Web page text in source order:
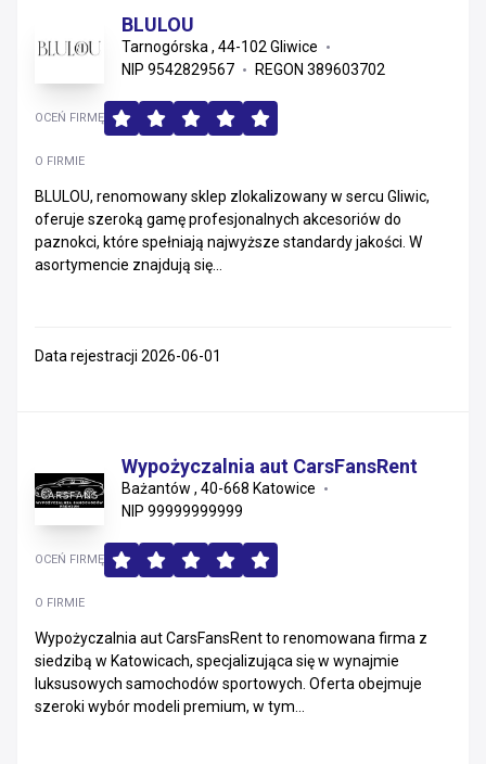
BLULOU
Tarnogórska , 44-102 Gliwice
NIP 9542829567
REGON 389603702
O FIRMIE
BLULOU, renomowany sklep zlokalizowany w sercu Gliwic,
oferuje szeroką gamę profesjonalnych akcesoriów do
paznokci, które spełniają najwyższe standardy jakości. W
asortymencie znajdują się...
OCEŃ FIRMĘ
Data rejestracji 2026-06-01
Wypożyczalnia aut CarsFansRent
Bażantów , 40-668 Katowice
NIP 99999999999
O FIRMIE
Wypożyczalnia aut CarsFansRent to renomowana firma z
siedzibą w Katowicach, specjalizująca się w wynajmie
luksusowych samochodów sportowych. Oferta obejmuje
szeroki wybór modeli premium, w tym...
OCEŃ FIRMĘ